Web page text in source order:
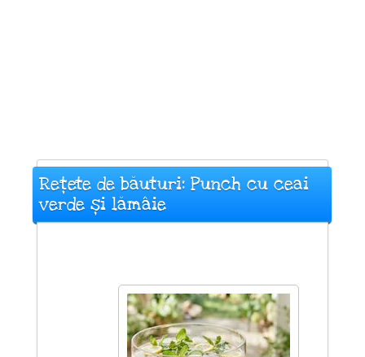
Rețete de băuturi: Punch cu ceai
verde și lămâie